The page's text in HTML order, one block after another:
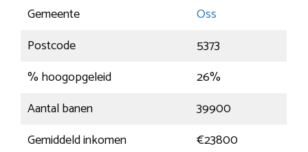
Gemeente
Oss
Postcode
5373
% hoogopgeleid
26%
Aantal banen
39900
Gemiddeld inkomen
€23800